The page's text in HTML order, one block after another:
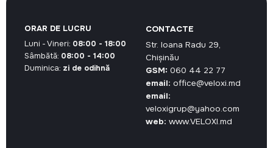
CONTACTE
Str. Ioana Radu 29,
Chișinău
GSM: 060 44 22 77
email: office@veloxi.md
email:
veloxigrup@yahoo.com
web: www.VELOXI.md
ORAR DE LUCRU
Luni - Vineri: 08:00 - 18:00
Sâmbătă: 08:00 - 14:00
Duminica: zi de odihnă